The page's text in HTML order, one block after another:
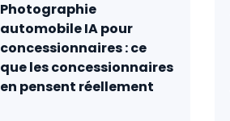
Photographie
automobile IA pour
concessionnaires : ce
que les concessionnaires
en pensent réellement